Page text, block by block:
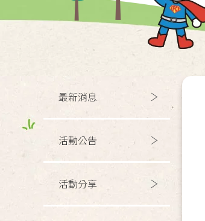
最新消息
活動公告
活動分享